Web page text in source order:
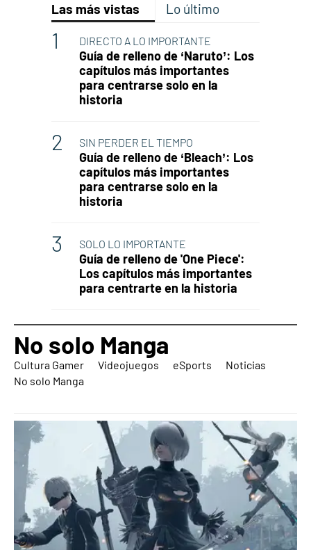
Las más vistas Lo último
DIRECTO A LO IMPORTANTE
Guía de relleno de ‘Naruto’: Los
capítulos más importantes
para centrarse solo en la
historia
SIN PERDER EL TIEMPO
Guía de relleno de ‘Bleach’: Los
capítulos más importantes
para centrarse solo en la
historia
SOLO LO IMPORTANTE
Guía de relleno de 'One Piece':
Los capítulos más importantes
para centrarte en la historia
No solo Manga
Cultura Gamer Videojuegos eSports
Noticias
No solo Manga